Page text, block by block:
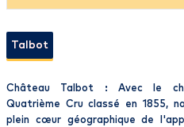
Talbot
Château Talbot : Avec le
Quatrième Cru classé en 1855,
plein cœur géographique de